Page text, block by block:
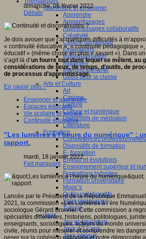
Apprendre et enseigner
Apprendre
Apprentissages
Apprentissages collaboratifs
Créativité
Culture numérique
Evaluations
Individualisation
Initiatives
Interdisciplinarité
Outils pour la classe
Arts et Culture
Art
Cinéma
Culture
Culture et numérique
Dispositifs de médiation
Littérature
Formation
Compétences professionnelles
Dispositifs de formation
E- formation
Enjeux et évolutions
Enseignement supérieur et
Formations hybrides
Formation universitaire
Mooc’s
Outils collaboratifs
Sites ressources
Tutorat
Jeux
Jeu et éducation
Jeux 4/12 ans
Jeux sérieux
dimanche, 06 février 2022
Débats
Je dois avouer que j’ai quelques difficultés à
« continuité éducative », « continuité pédagogique
éducatif » (même chose en plus « savant »). Dans
s’agit là d’un fourre tout dans lequel se mêlent, au
considérations de lieux, de temps, d’outils, de
de processus d’apprentissage.
En savoir plus...
Enseigner et apprendre
Espaces éducatifs
Vie scolaire et sociale
Continuité éducative
"Les lumières à l’heure du numérique" :
rapport.
mardi, 18 janvier 2022
Fait marquant
Lancée par le Président de la République
2021, la commission «Les Lumières à l’ère
sociologue Gérard Bronner. Cette commission a
spécialités différentes, historiens, politologues,
enseignants, sociologues, acteurs du monde
civile, réunis pour mesurer et comprendre les
peser sur la cohésion nationale et notre démocratie